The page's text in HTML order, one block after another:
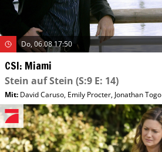
Do, 06.08 17:50
CSI: Miami
Stein auf Stein (S:9 E: 14)
Mit: David Caruso, Emily Procter, Jonathan Togo